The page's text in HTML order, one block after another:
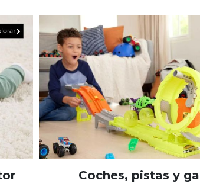
Coches, pistas y